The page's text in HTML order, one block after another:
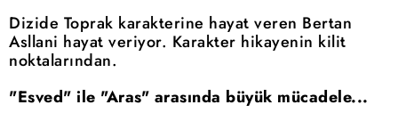
Dizide Toprak karakterine hayat veren Bertan
Asllani hayat veriyor. Karakter hikayenin kilit
noktalarından.
"Esved" ile "Aras" arasında büyük mücadele...